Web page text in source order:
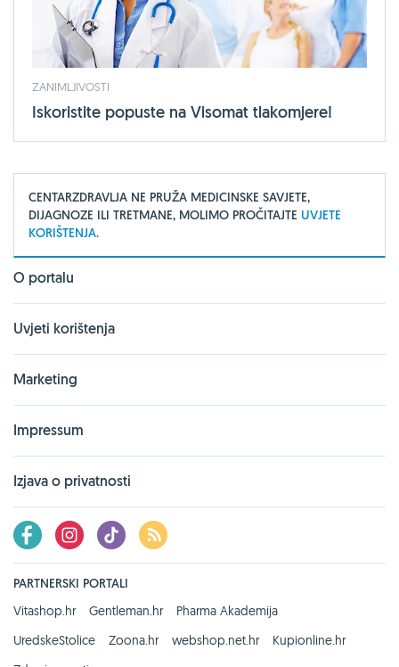
ZANIMLJIVOSTI
Iskoristite popuste na Visomat tlakomjere!
CENTARZDRAVLJA NE PRUŽA MEDICINSKE SAVJETE,
DIJAGNOZE ILI TRETMANE, MOLIMO PROČITAJTE UVJETE
KORIŠTENJA.
O portalu
Uvjeti korištenja
Marketing
Impressum
Izjava o privatnosti
PARTNERSKI PORTALI
Vitashop.hr
Gentleman.hr
Pharma Akademija
UredskeStolice
Zoona.hr webshop.net.hr
Kupionline.hr